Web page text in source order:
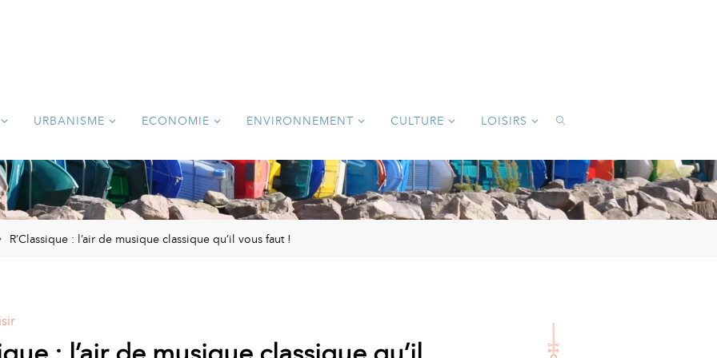
URBANISME ECONOMIE ENVIRONNEMENT CULTURE LOISIRS
SEARCH
R’Classique : l’air de musique classique qu’il vous faut !